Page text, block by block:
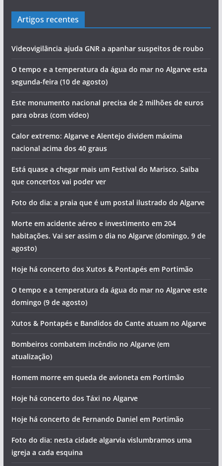
Artigos recentes
Videovigilância ajuda GNR a apanhar suspeitos de roubo
O tempo e a temperatura da água do mar no Algarve esta
segunda-feira (10 de agosto)
Este monumento nacional precisa de 2 milhões de euros
para obras (com vídeo)
Calor extremo: Algarve e Alentejo dividem máxima
nacional acima dos 40 graus
Está quase a chegar mais um Festival do Marisco. Saiba
que concertos vai poder ver
Foto do dia: a praia que é um postal ilustrado do Algarve
Morte em acidente aéreo e investimento em 204
habitações. Vai ser assim o dia no Algarve (domingo, 9 de
agosto)
Hoje há concerto dos Xutos & Pontapés em Portimão
O tempo e a temperatura da água do mar no Algarve este
domingo (9 de agosto)
Xutos & Pontapés e Bandidos do Cante atuam no Algarve
Bombeiros combatem incêndio no Algarve (em
atualização)
Homem morre em queda de avioneta em Portimão
Hoje há concerto dos Táxi no Algarve
Hoje há concerto de Fernando Daniel em Portimão
Foto do dia: nesta cidade algarvia vislumbramos uma
igreja a cada esquina